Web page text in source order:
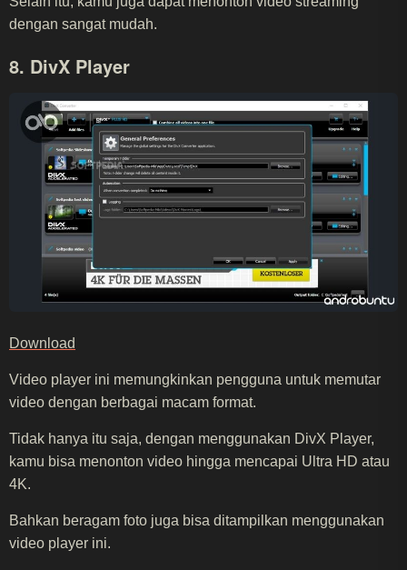
dengan sangat mudah.
8. DivX Player
Download
Video player ini memungkinkan pengguna untuk memutar
video dengan berbagai macam format.
Tidak hanya itu saja, dengan menggunakan DivX Player,
kamu bisa menonton video hingga mencapai Ultra HD atau
4K.
Bahkan beragam foto juga bisa ditampilkan menggunakan
video player ini.